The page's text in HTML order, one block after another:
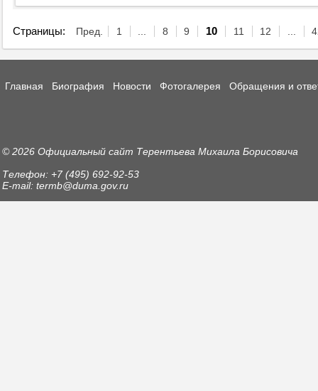
Страницы: Пред. 1 ... 8 9 10 11 12 ...
Главная Биография Новости Фотогалерея Обращения и
© 2026 Официальный сайт Терентьева Михаила Борисовича
Телефон: +7 (495) 692-92-53
E-mail: termb@duma.gov.ru